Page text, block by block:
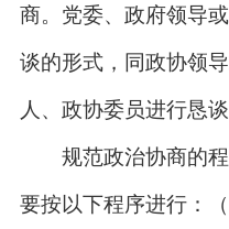
商。党委、政府领导
谈的形式，同政协领
人、政协委员进行恳
规范政治协商的程
要按以下程序进行：